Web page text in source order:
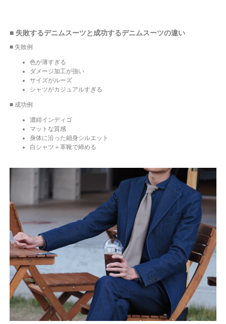
■ 失敗するデニムスーツと成功するデニムスーツの違い
■ 失敗例
色が薄すぎる
ダメージ加工が強い
サイズがルーズ
シャツがカジュアルすぎる
■ 成功例
濃紺インディゴ
マットな質感
身体に沿った細身シルエット
白シャツ＋革靴で締める